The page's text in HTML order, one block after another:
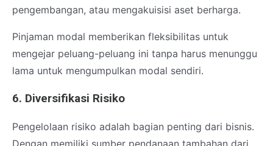
pengembangan, atau mengakuisisi aset berharga.
Pinjaman modal memberikan fleksibilitas untuk
mengejar peluang-peluang ini tanpa harus menunggu
lama untuk mengumpulkan modal sendiri.
6. Diversifikasi Risiko
Pengelolaan risiko adalah bagian penting dari bisnis.